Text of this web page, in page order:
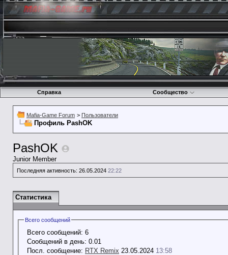
Справка Сообщество
Mafia-Game Forum > Пользователи
Профиль PashOK
PashOK
Junior Member
Последняя активность: 26.05.2024 22:22
Статистика
Всего сообщений
Всего сообщений: 6
Сообщений в день: 0.01
Посл. сообщение: RTX Remix 23.05.2024 13:58